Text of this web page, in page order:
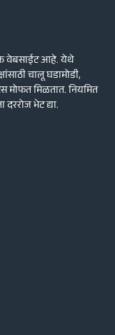
वेबसाईट आहे. येथे
चालू घडामोडी,
मोफत मिळतात. नियमित
भेट द्या.